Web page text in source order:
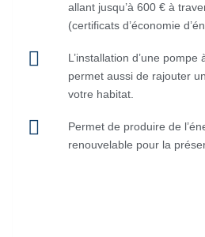
allant jusqu’à 600 € à
(certificats d’économie
L’installation d’une
permet aussi de rajouter
votre habitat.
Permet de produire de
renouvelable pour la